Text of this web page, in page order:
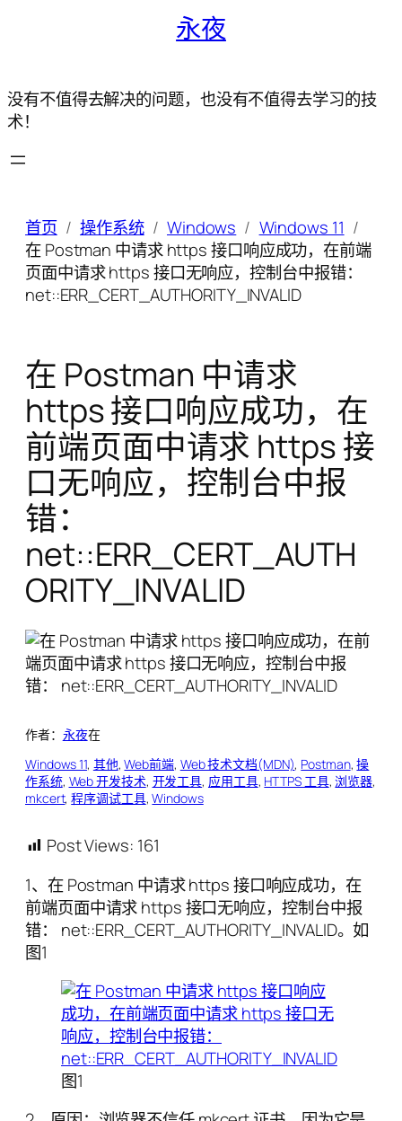
永夜
没有不值得去解决的问题，也没有不值得去学习的技
术！
首页 操作系统 Windows
Windows 11
在 Postman 中请求 https 接口响应成功，在前端
页面中请求 https 接口无响应，控制台中报错：
net::ERR_CERT_AUTHORITY_INVALID
在 Postman 中请求
https 接口响应成功，在
前端页面中请求 https 接
口无响应，控制台中报
错：
net::ERR_CERT_AUTH
ORITY_INVALID
作者： 永夜在
Windows 11, 其他, Web前端, Web 技术文档(MDN), Postman, 操
作系统, Web 开发技术, 开发工具, 应用工具, HTTPS 工具, 浏览器
mkcert, 程序调试工具, Windows
Post Views: 161
1、在 Postman 中请求 https 接口响应成功，在
前端页面中请求 https 接口无响应，控制台中报
错： net::ERR_CERT_AUTHORITY_INVALID。如
图1
图1